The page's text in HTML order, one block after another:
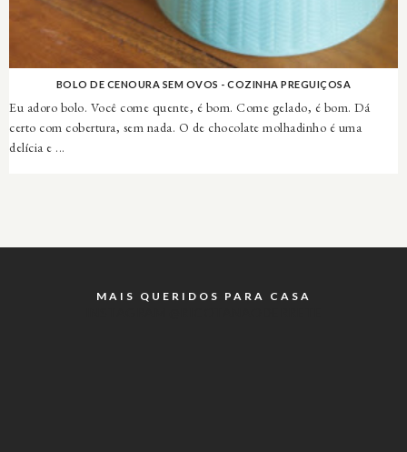
BOLO DE CENOURA SEM OVOS - COZINHA PREGUIÇOSA
Eu adoro bolo. Você come quente, é bom. Come gelado, é bom. Dá
certo com cobertura, sem nada. O de chocolate molhadinho é uma
delícia e ...
MAIS QUERIDOS PARA CASA